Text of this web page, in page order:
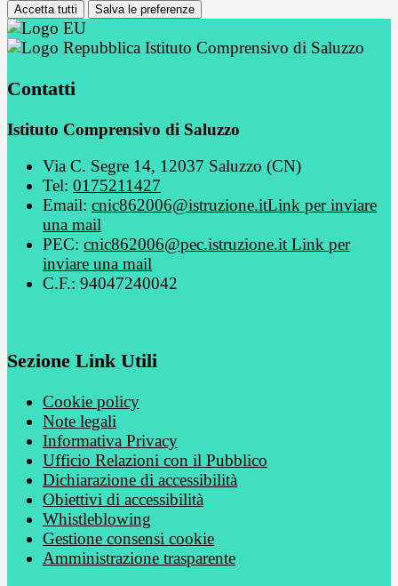
Accetta tutti Salva le preferenze
Istituto Comprensivo di Saluzzo
Contatti
Istituto Comprensivo di Saluzzo
Via C. Segre 14, 12037 Saluzzo (CN)
Tel: 0175211427
Email: cnic862006@istruzione.itLink per inviare
una mail
PEC: cnic862006@pec.istruzione.it Link per
inviare una mail
C.F.: 94047240042
Sezione Link Utili
Cookie policy
Note legali
Informativa Privacy
Ufficio Relazioni con il Pubblico
Dichiarazione di accessibilità
Obiettivi di accessibilità
Whistleblowing
Gestione consensi cookie
Amministrazione trasparente